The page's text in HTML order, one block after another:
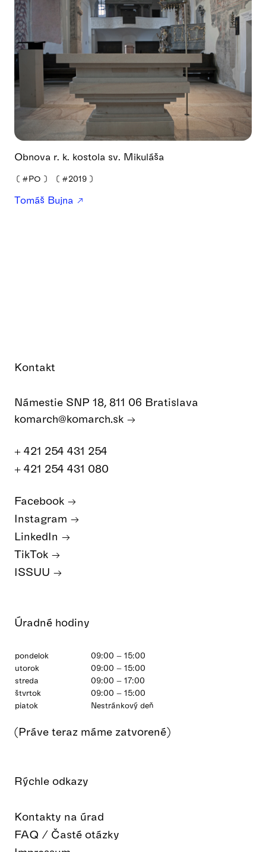
Obnova r. k. kostola sv. Mikuláša
❪ #PO ❫ ❪ #2019 ❫
Tomáš Bujna
Rýchle odkazy
Kontakty na úrad
FAQ / Časté otázky
Úradné hodiny
pondelok
09:00 – 15:00
utorok
09:00 – 15:00
streda
09:00 – 17:00
štvrtok
09:00 – 15:00
piatok
Nestránkový deň
(Práve teraz máme zatvorené)
Kontakt
Námestie SNP 18, 811 06 Bratislava
komarch@komarch.sk
+ 421 254 431 254
+ 421 254 431 080
Facebook
Instagram
LinkedIn
TikTok
ISSUU